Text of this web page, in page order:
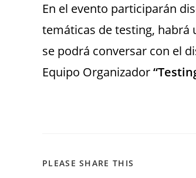
En el evento participarán
temáticas de testing, habrá
se podrá conversar con el
Equipo Organizador
PLEASE SHARE THIS